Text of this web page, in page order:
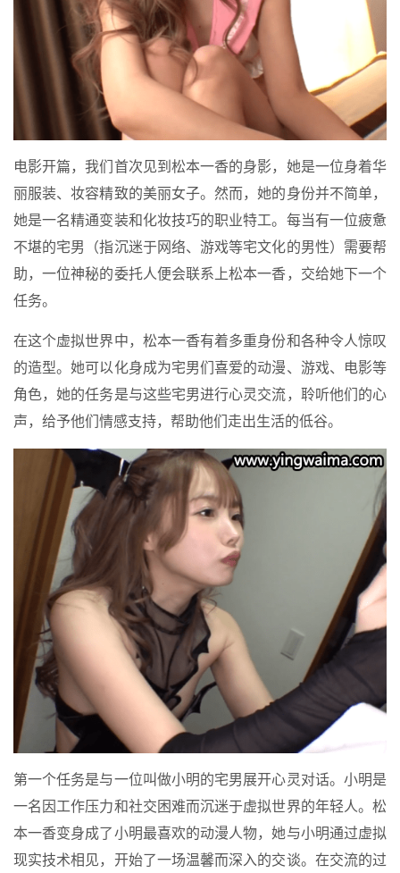
电影开篇，我们首次见到松本一香的身影，她是一位身着华
丽服装、妆容精致的美丽女子。然而，她的身份并不简单，
她是一名精通变装和化妆技巧的职业特工。每当有一位疲惫
不堪的宅男（指沉迷于网络、游戏等宅文化的男性）需要帮
助，一位神秘的委托人便会联系上松本一香，交给她下一个
任务。
在这个虚拟世界中，松本一香有着多重身份和各种令人惊叹
的造型。她可以化身成为宅男们喜爱的动漫、游戏、电影等
角色，她的任务是与这些宅男进行心灵交流，聆听他们的心
声，给予他们情感支持，帮助他们走出生活的低谷。
第一个任务是与一位叫做小明的宅男展开心灵对话。小明是
一名因工作压力和社交困难而沉迷于虚拟世界的年轻人。松
本一香变身成了小明最喜欢的动漫人物，她与小明通过虚拟
现实技术相见，开始了一场温馨而深入的交谈。在交流的过